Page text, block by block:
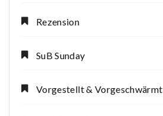
Rezension
SuB Sunday
Vorgestellt & Vorgeschwärmt